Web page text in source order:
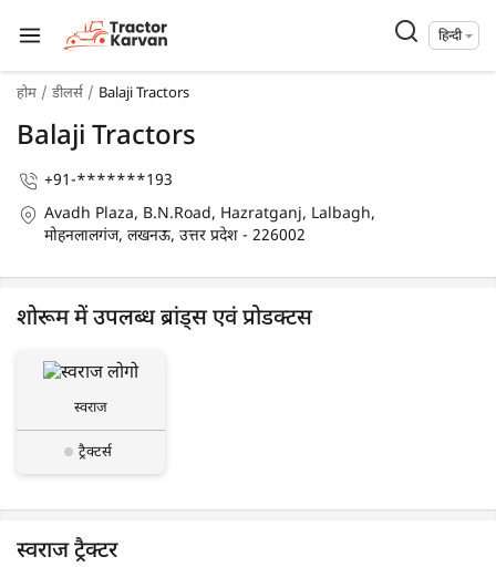
हिन्दी
होम डीलर्स Balaji Tractors
Balaji Tractors
+91-*******193
Avadh Plaza, B.N.Road, Hazratganj, Lalbagh,
मोहनलालगंज, लखनऊ, उत्तर प्रदेश - 226002
शोरूम में उपलब्ध ब्रांड्स एवं प्रोडक्टस
स्वराज
ट्रैक्टर्स
स्वराज ट्रैक्टर